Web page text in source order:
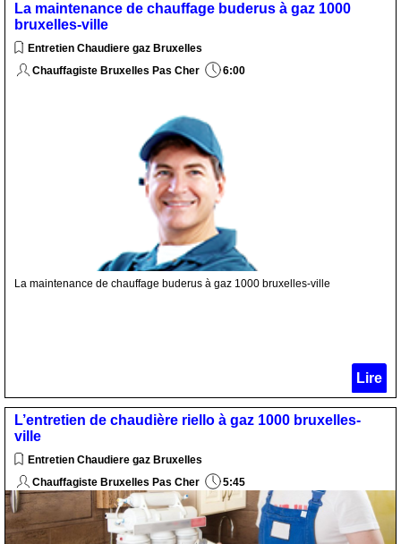
La maintenance de chauffage buderus à gaz 1000
bruxelles-ville
Entretien Chaudiere gaz Bruxelles
Chauffagiste Bruxelles Pas Cher
6:00
La maintenance de chauffage buderus à gaz 1000 bruxelles-ville
Lire
L’entretien de chaudière riello à gaz 1000 bruxelles-
ville
Entretien Chaudiere gaz Bruxelles
Chauffagiste Bruxelles Pas Cher
5:45